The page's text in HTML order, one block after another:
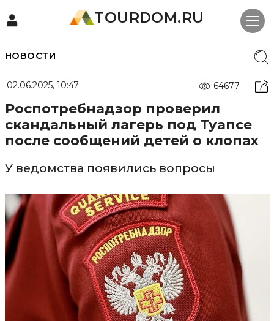
TOURDOM.RU
НОВОСТИ
02.06.2025, 10:47 64677
Роспотребнадзор проверил
скандальный лагерь под Туапсе
после сообщений детей о клопах
У ведомства появились вопросы